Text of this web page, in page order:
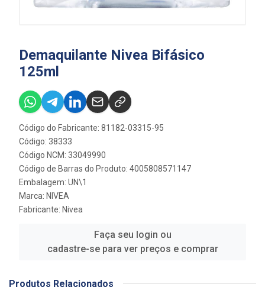
Demaquilante Nivea Bifásico
125ml
Código do Fabricante: 81182-03315-95
Código: 38333
Código NCM: 33049990
Código de Barras do Produto: 4005808571147
Embalagem: UN\1
Marca: NIVEA
Fabricante: Nivea
Faça seu login ou
cadastre-se para ver preços e comprar
Produtos Relacionados